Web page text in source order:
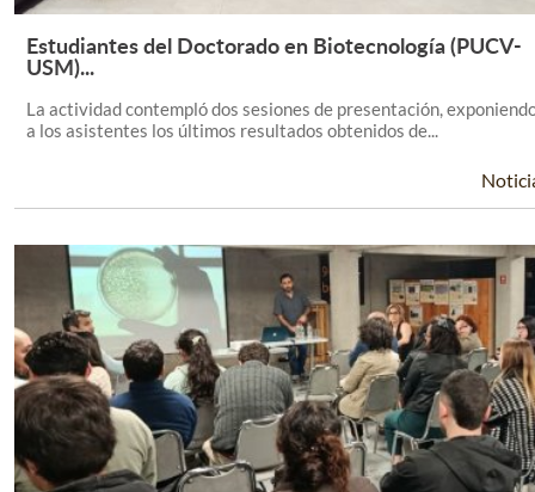
Leer Más +
Estudiantes del Doctorado en Biotecnología (PUCV-
USM)...
La actividad contempló dos sesiones de presentación,
a los asistentes los últimos resultados obtenidos de...